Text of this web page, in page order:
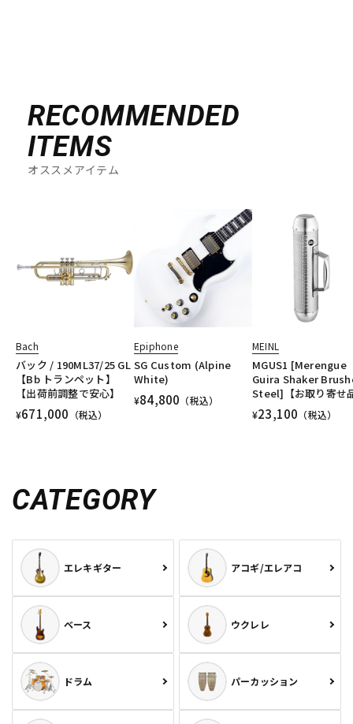
RECOMMENDED
ITEMS
オススメアイテム
Bach
バック / 190ML37/25 GL
【Bb トランペット】
【出荷前調整で安心】
¥671,000 （税込）
Epiphone
SG Custom (Alpine
White)
¥84,800 （税込）
MEINL
MGUS1 [Merengue
Guira Shaker
Steel]【お取り寄せ
¥23,100 （税込）
CATEGORY
エレキギター アコギ/エレアコ
ベース ウクレレ
ドラム パーカッション